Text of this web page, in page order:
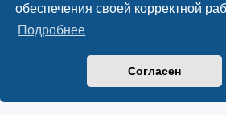
обеспечения своей корректной
Подробнее
Согласен